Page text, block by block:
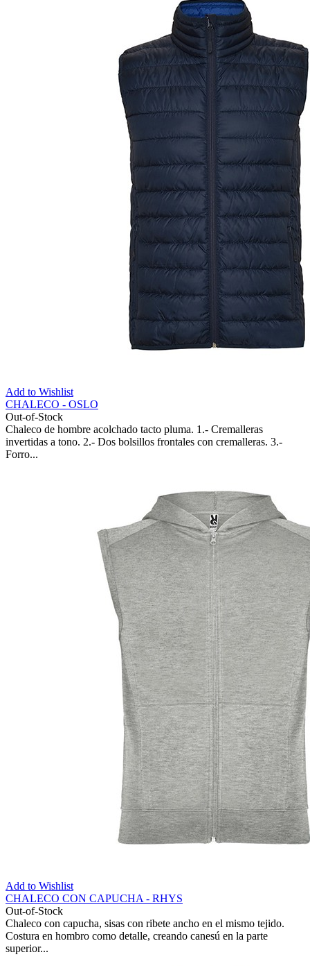
Add to Wishlist
CHALECO - OSLO
Out-of-Stock
Chaleco de hombre acolchado tacto pluma. 1.- Cremalleras
invertidas a tono. 2.- Dos bolsillos frontales con cremalleras. 3.-
Forro...
Add to Wishlist
CHALECO CON CAPUCHA - RHYS
Out-of-Stock
Chaleco con capucha, sisas con ribete ancho en el mismo tejido.
Costura en hombro como detalle, creando canesú en la parte
superior...